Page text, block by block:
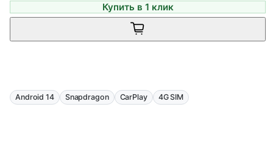
Купить в 1 клик
Android 14 Snapdragon CarPlay 4G SIM